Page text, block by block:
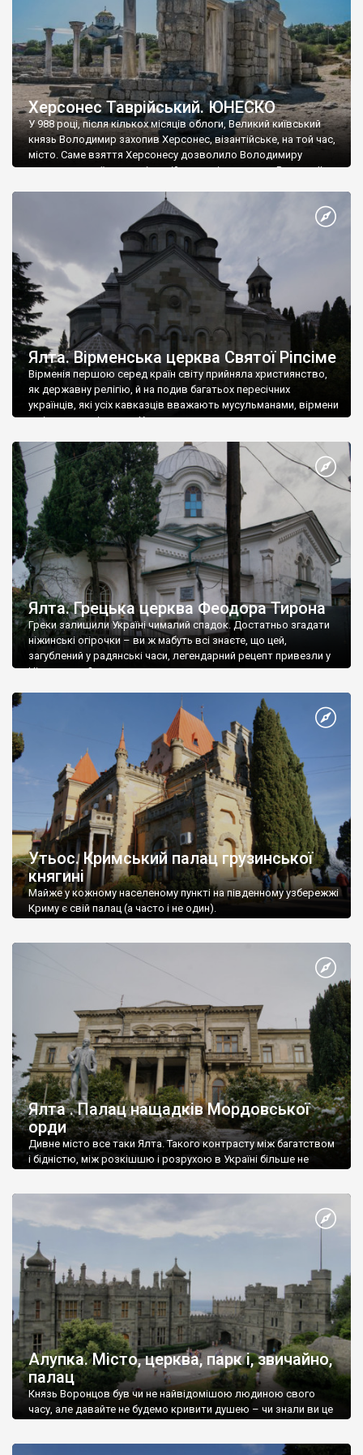
Херсонес Таврійський. ЮНЕСКО
У 988 році, після кількох місяців облоги, Великий київський
князь Володимир захопив Херсонес, візантійське, на той час,
місто. Саме взяття Херсонесу дозволило Володимиру
диктувати свої умови візантійському імператору Василю ІІ, та
Херсонесі Володимир-язичник, став Василем-християнином.
А потім було Хрещення Русі. На честь Херсонесу Таврійського
Ялта. Вірменська церква Святої Ріпсіме
Вірменія першою серед країн світу прийняла християнство,
як державну релігію, й на подив багатьох пересічних
українців, які усіх кавказців вважають мусульманами, вірмени
є відданими вірянами Христа
Ялта. Грецька церква Феодора Тирона
Греки залишили Україні чималий спадок. Достатньо згадати
ніжинські огірочки – ви ж мабуть всі знаєте, що цей,
загублений у радянські часи, легендарний рецепт привезли у
Ніжин греки?
Утьос. Кримський палац грузинської
княгині
Майже у кожному населеному пункті на південному узбережжі
Криму є свій палац (а часто і не один).
Ялта . Палац нащадків Мордовської
орди
Дивне місто все таки Ялта. Такого контрасту між багатством
і бідністю, між розкішшю і розрухою в Україні більше не
Алупка. Місто, церква, парк і, звичайно,
палац
Князь Воронцов був чи не найвідомішою людиною свого
часу, але давайте не будемо кривити душею – чи знали ви це